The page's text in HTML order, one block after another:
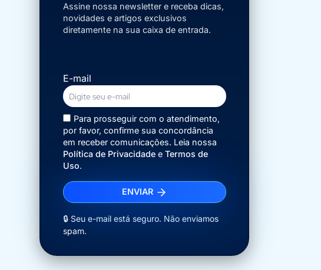
Assine nossa newsletter e receba dicas,
novidades e artigos exclusivos
diretamente na sua caixa de entrada.
E-mail
Para prosseguir com o atendimento,
por favor, confirme sua concordância
em receber comunicações. Leia nossa
Política de Privacidadee Termos de
Uso.
ENVIAR
🔒 Seu e-mail está seguro. Não enviamos
spam.